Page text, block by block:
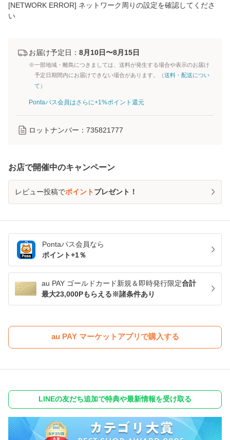
[NETWORK ERROR] ネットワーク周りの設定を確認してくださ
い
お届け予定日： 8月10日〜8月15日
※一部地域・離島につきましては、送料が発生する場合や表示のお届け
予定日期間内にお届けできない場合があります。（送料・配送につい
て ）
Pontaパス会員はさらに+1%ポイント還元
ロットナンバー： 735821777
お店で開催中のキャンペーン
レビュー投稿でポイントプレゼント！
Pontaパス会員なら
ポイント+1％
au PAY ゴールドカード新規＆即時発行限定合計
最大23,000Pもらえる※諸条件あり
au PAY マーケットアプリで購入する
LINEの友だち追加で特典や最新情報を受け取る